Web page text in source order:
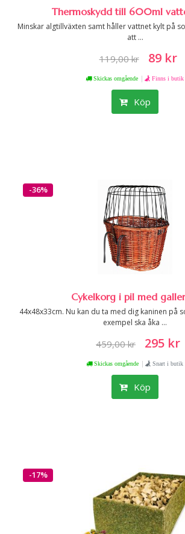
Thermoskydd till 600ml
Minskar algtillväxten samt håller vattnet kylt på
att ...
119,00 kr 89 kr
Skickas omgående | Finns i butik
Köp
-36%
Cykelkorg i pil med
44x48x33cm. Nu kan du ta med dig kaninen på
exempel ska åka ...
459,00 kr 295 kr
Skickas omgående | Snart i butik
Köp
-17%